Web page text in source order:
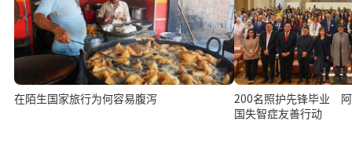
在陌生国家旅行为何容易腹泻
200名照护先锋毕业
国失智症友善行动